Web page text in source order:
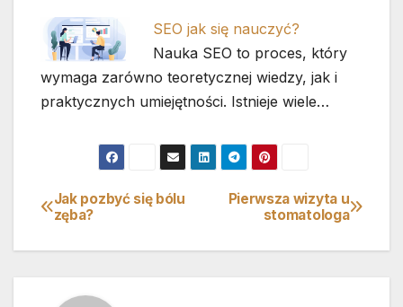
SEO jak się nauczyć?
Nauka SEO to proces, który
wymaga zarówno teoretycznej wiedzy, jak i
praktycznych umiejętności. Istnieje wiele…
Nawigacja
wpisu
Pierwsza wizyta u
stomatologa
Jak pozbyć się bólu
zęba?